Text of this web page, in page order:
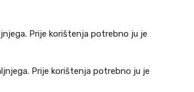
Prije korištenja potrebno ju je
Prije korištenja potrebno ju je